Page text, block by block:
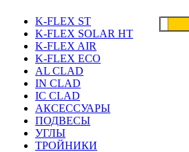
K-FLEX ST
K-FLEX SOLAR HT
K-FLEX AIR
K-FLEX ECO
AL CLAD
IN CLAD
IC CLAD
АКСЕССУАРЫ
ПОДВЕСЫ
УГЛЫ
ТРОЙНИКИ